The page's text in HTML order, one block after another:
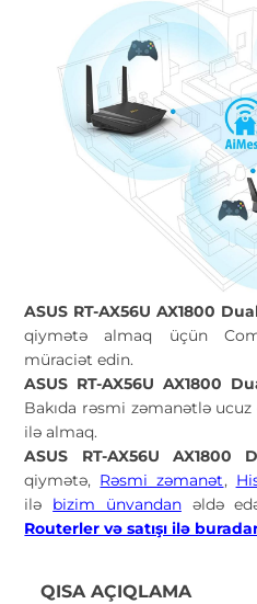
ASUS RT-AX56U AX1800
qiymətə almaq üçün
müraciət edin.
ASUS RT-AX56U AX1800
Bakıda rəsmi zəmanətlə
ilə almaq.
ASUS RT-AX56U
qiymətə, Rəsmi zəmanət,
ilə bizim ünvandanəldə
Routerler və satışı ilə
QISA AÇIQLAMA